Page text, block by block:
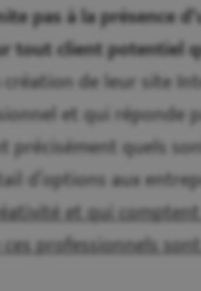
pas à la présence
tout client potentiel
création de leur site
et qui réponde
précisément quels
d’options aux
et qui comptent
professionnels